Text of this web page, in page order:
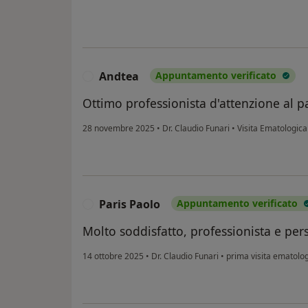
Andtea Appuntamento verificato
Ottimo professionista d'attenzione al
28 novembre 2025 • Dr. Claudio Funari • Visita Ematologica
Paris Paolo Appuntamento verificato
Molto soddisfatto, professionista e
14 ottobre 2025 • Dr. Claudio Funari • prima visita